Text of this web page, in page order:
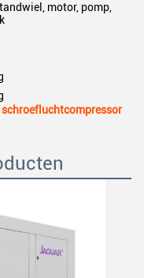
motor, pomp,
schroefluchtcompressor